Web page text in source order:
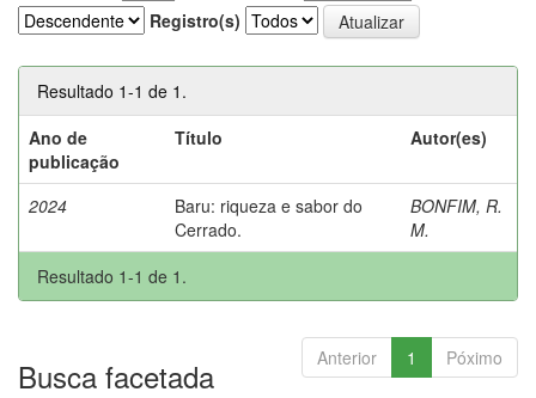
Registro(s)
Resultado 1-1 de 1.
Ano de
publicação
Título Autor(es)
2024
Baru: riqueza e sabor do
Cerrado.
BONFIM, R.
M.
Resultado 1-1 de 1.
Anterior 1 Póximo
Busca facetada